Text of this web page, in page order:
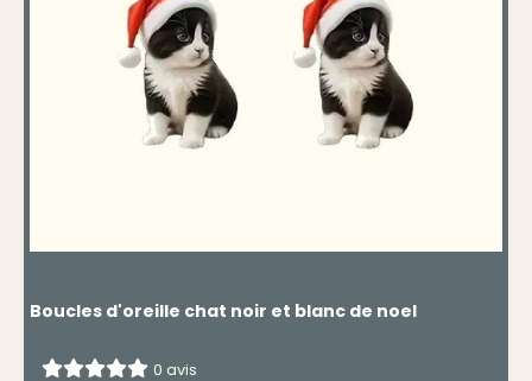
Boucles d'oreille chat noir et blanc de noel
0 avis